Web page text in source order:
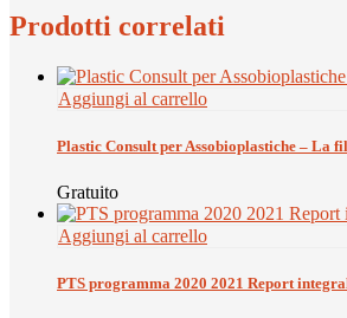
-
filiera
compostabili
quantity
Prodotti correlati
Aggiungi al carrello
Plastic Consult per Assobioplastiche – La
Gratuito
Aggiungi al carrello
PTS programma 2020 2021 Report